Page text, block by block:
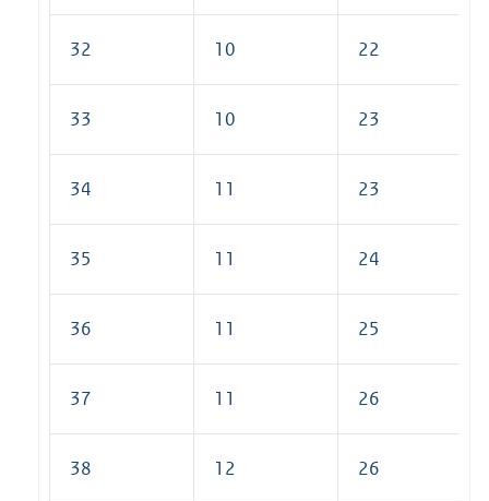
32 10 22
33 10 23
34 11 23
35 11 24
36 11 25
37 11 26
38 12 26